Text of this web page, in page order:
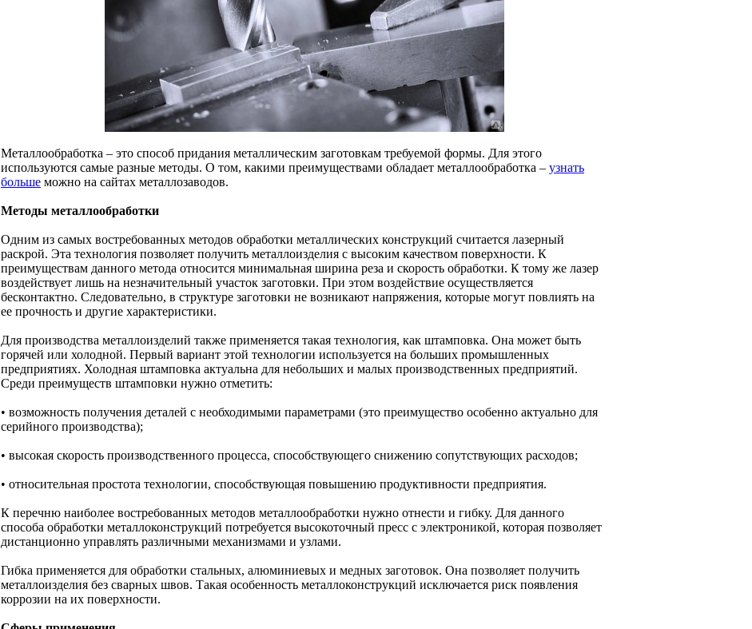
Металлообработка – это способ придания металлическим заготовкам требуемой формы. Для этого
используются самые разные методы. О том, какими преимуществами обладает металлообработка – узнать
больше можно на сайтах металлозаводов.
Методы металлообработки
Одним из самых востребованных методов обработки металлических конструкций считается лазерный
раскрой. Эта технология позволяет получить металлоизделия с высоким качеством поверхности. К
преимуществам данного метода относится минимальная ширина реза и скорость обработки. К тому же лазер
воздействует лишь на незначительный участок заготовки. При этом воздействие осуществляется
бесконтактно. Следовательно, в структуре заготовки не возникают напряжения, которые могут повлиять на
ее прочность и другие характеристики.
Для производства металлоизделий также применяется такая технология, как штамповка. Она может быть
горячей или холодной. Первый вариант этой технологии используется на больших промышленных
предприятиях. Холодная штамповка актуальна для небольших и малых производственных предприятий.
Среди преимуществ штамповки нужно отметить:
• возможность получения деталей с необходимыми параметрами (это преимущество особенно актуально для
серийного производства);
• высокая скорость производственного процесса, способствующего снижению сопутствующих расходов;
• относительная простота технологии, способствующая повышению продуктивности предприятия.
К перечню наиболее востребованных методов металлообработки нужно отнести и гибку. Для данного
способа обработки металлоконструкций потребуется высокоточный пресс с электроникой, которая позволяет
дистанционно управлять различными механизмами и узлами.
Гибка применяется для обработки стальных, алюминиевых и медных заготовок. Она позволяет получить
металлоизделия без сварных швов. Такая особенность металлоконструкций исключается риск появления
коррозии на их поверхности.